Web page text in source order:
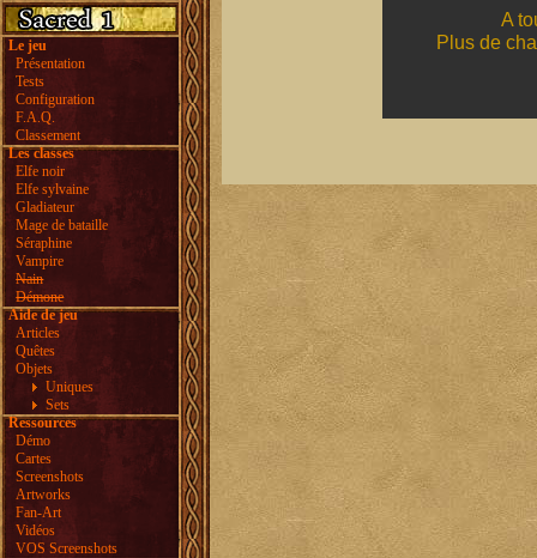
Le jeu
Présentation
Tests
Configuration
F.A.Q.
Classement
Les classes
Elfe noir
Elfe sylvaine
Gladiateur
Mage de bataille
Séraphine
Vampire
Nain
Démone
Aide de jeu
Articles
Quêtes
Objets
Uniques
Sets
Ressources
Démo
Cartes
Screenshots
Artworks
Fan-Art
Vidéos
VOS Screenshots
A
Plus de